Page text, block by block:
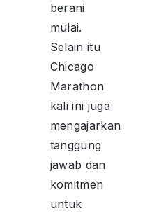
berani
mulai.
Selain itu
Chicago
Marathon
kali ini juga
mengajarkan
tanggung
jawab dan
komitmen
untuk